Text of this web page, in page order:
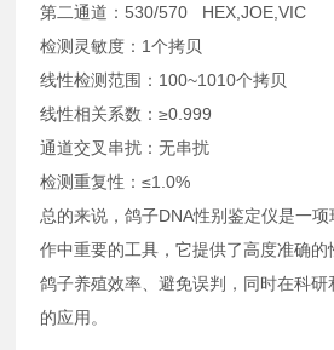
第二通道：530/570 HEX,JOE,VIC
检测灵敏度：1个拷贝
线性检测范围：100~1010个拷贝
线性相关系数：≥0.999
通道交叉串扰：无串扰
检测重复性：≤1.0%
总的来说，鸽子DNA性别鉴定仪是一
作中重要的工具，它提供了高度准确
鸽子养殖效率、避免误判，同时在科研
的应用。